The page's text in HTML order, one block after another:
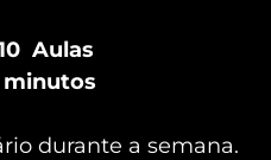
Aulas
minutos
durante a semana.